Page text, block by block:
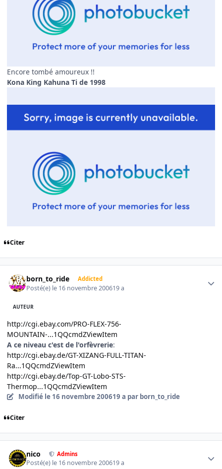
Encore tombé amoureux !!
Kona King Kahuna Ti de 1998
Citer
born_to_ride Addicted
Posté(e) le 16 novembre 200619 a
AUTEUR
http://cgi.ebay.com/PRO-FLEX-756-
MOUNTAIN-...1QQcmdZViewItem
A ce niveau c'est de l'orfèvrerie:
http://cgi.ebay.de/GT-XIZANG-FULL-TITAN-
Ra...1QQcmdZViewItem
http://cgi.ebay.de/Top-GT-Lobo-STS-
Thermop...1QQcmdZViewItem
Modifié le 16 novembre 200619 a par born_to_ride
Citer
nico Admins
Posté(e) le 16 novembre 200619 a